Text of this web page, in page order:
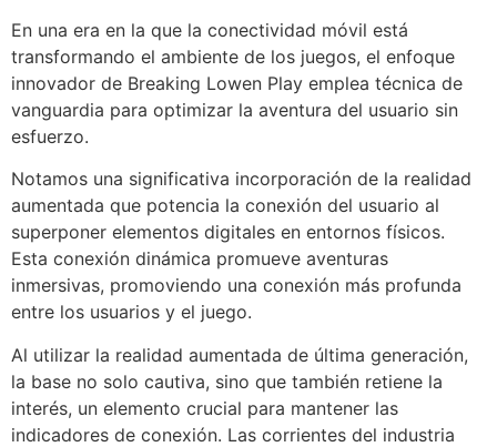
En una era en la que la conectividad móvil está
transformando el ambiente de los juegos, el enfoque
innovador de Breaking Lowen Play emplea técnica de
vanguardia para optimizar la aventura del usuario sin
esfuerzo.
Notamos una significativa incorporación de la realidad
aumentada que potencia la conexión del usuario al
superponer elementos digitales en entornos físicos.
Esta conexión dinámica promueve aventuras
inmersivas, promoviendo una conexión más profunda
entre los usuarios y el juego.
Al utilizar la realidad aumentada de última generación,
la base no solo cautiva, sino que también retiene la
interés, un elemento crucial para mantener las
indicadores de conexión. Las corrientes del industria